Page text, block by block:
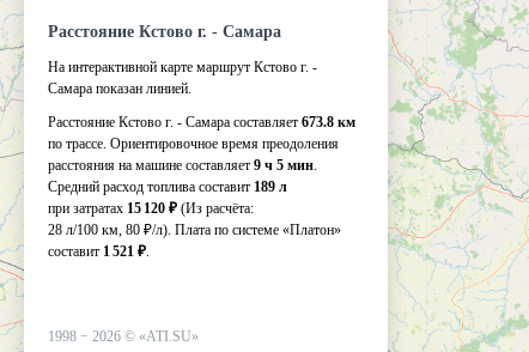
Расстояние Кстово г. - Самара
На интерактивной карте маршрут Кстово г. -
Самара показан линией.
Расстояние Кстово г. - Самара составляет 673.8 км
по трассе. Ориентировочное время преодоления
расстояния на машине составляет 9 ч 5 мин.
Средний расход топлива составит 189 л
при затратах 15 120 ₽ (Из расчёта:
28 л/100 км, 80 ₽/л). Плата по системе «Платон»
составит 1 521 ₽.
1998 − 2026 © «ATI.SU»